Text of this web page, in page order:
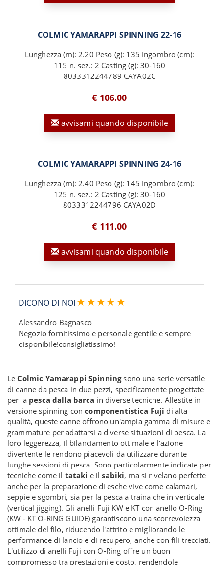
COLMIC YAMARAPPI SPINNING 22-16
Lunghezza (m): 2.20 Peso (g): 135 Ingombro (cm):
115 n. sez.: 2 Casting (g): 30-160
8033312244789 CAYA02C
€ 106.00
avvisami quando disponibile
COLMIC YAMARAPPI SPINNING 24-16
Lunghezza (m): 2.40 Peso (g): 145 Ingombro (cm):
125 n. sez.: 2 Casting (g): 30-160
8033312244796 CAYA02D
€ 111.00
avvisami quando disponibile
DICONO DI NOI
Alessandro Bagnasco
Negozio fornitissimo e personale gentile e sempre
disponibile!consigliatissimo!
Le Colmic Yamarappi Spinningsono una serie versatile
di canne da pesca in due pezzi, specificamente progettate
per la pesca dalla barca in diverse tecniche. Allestite in
versione spinning concomponentistica Fuji di alta
qualità, queste canne offrono un'ampia gamma di misure e
grammature per adattarsi a diverse situazioni di pesca. La
loro leggerezza, il bilanciamento ottimale e l'azione
divertente le rendono piacevoli da utilizzare durante
lunghe sessioni di pesca. Sono particolarmente indicate per
tecniche come il tataki e ilsabiki, ma si rivelano perfette
anche per la preparazione di esche vive come calamari,
seppie e sgombri, sia per la pesca a traina che in verticale
(vertical jigging). Gli anelli Fuji KW e KT con anello O-Ring
(KW - KT O-RING GUIDE) garantiscono una scorrevolezza
ottimale del filo, riducendo l'attrito e migliorando le
performance di lancio e di recupero, anche con fili trecciati.
L'utilizzo di anelli Fuji con O-Ring offre un buon
compromesso tra prestazioni e costo, rendendole